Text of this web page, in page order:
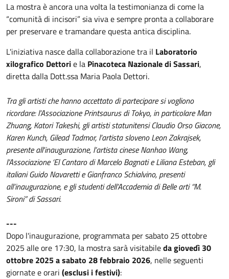
La mostra è ancora una volta la testimonianza di come la
“comunità di incisori” sia viva e sempre pronta a collaborare
per preservare e tramandare questa antica disciplina.
L'iniziativa nasce dalla collaborazione tra il Laboratorio
xilografico Dettorie la Pinacoteca Nazionale di Sassari,
diretta dalla Dott.ssa Maria Paola Dettori.
Tra gli artisti che hanno accettato di partecipare si vogliono
ricordare: l’Associazione Printsaurus di Tokyo, in particolare Man
Zhuang, Katori Takeshi, gli artisti statunitensi Claudio Orso Giacone,
Karen Kunch, Gilead Tadmor, l’artista sloveno Leon Zakrajsek,
presente all'inaugurazione, l’artista cinese Nanhao Wang,
l’Associazione ‘El Cantaro di Marcelo Bagnati e Liliana Esteban, gli
italiani Guido Navaretti e Gianfranco Schialvino, presenti
all’inaugurazione, e gli studenti dell’Accademia di Belle arti “M.
Sironi” di Sassari.
---
Dopo l'inaugurazione, programmata per sabato 25 ottobre
2025 alle ore 17:30, la mostra sarà visitabileda giovedì 30
ottobre 2025 a sabato 28 febbraio 2026, nelle seguenti
giornate e orari (esclusi i festivi):